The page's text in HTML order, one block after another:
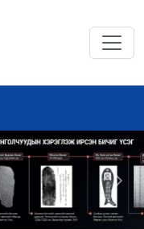
Next